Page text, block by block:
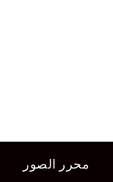
محرر الصور